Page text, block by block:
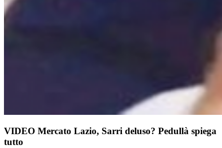
VIDEO Mercato Lazio, Sarri deluso? Pedullà spiega
tutto